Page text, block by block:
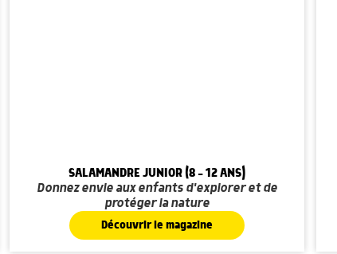
SALAMANDRE JUNIOR (8 - 12 ANS)
Donnez envie aux enfants d'explorer et de
protéger la nature
Découvrir le magazine